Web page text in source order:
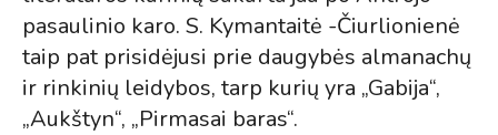
pasaulinio karo. S. Kymantaitė -Čiurlionienė
taip pat prisidėjusi prie daugybės almanachų
ir rinkinių leidybos, tarp kurių yra „Gabija“,
„Aukštyn“, „Pirmasai baras“.